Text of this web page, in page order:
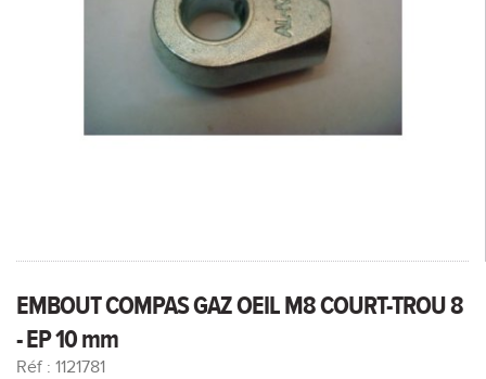
EMBOUT COMPAS GAZ OEIL M8 COURT-TROU 8
- EP 10 mm
Réf : 1121781